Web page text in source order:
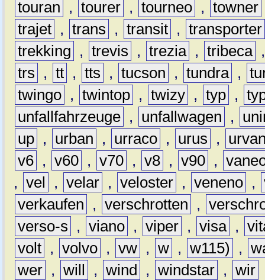
touran , tourer , tourneo , towner
trajet , trans , transit , transporter
trekking
, trevis , trezia , tribeca
trs
, tt , tts , tucson , tundra ,
twingo , twintop , twizy , typ ,
unfallfahrzeuge , unfallwagen ,
up , urban , urraco , urus ,
v6 , v60 , v70 , v8 , v90 ,
, vel , velar , veloster , veneno ,
verkaufen
, verschrotten ,
verso-s
, viano , viper , visa ,
volt , volvo , vw , w , w115) ,
wer , will , wind , windstar , wir